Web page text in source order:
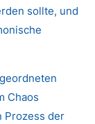
sollte, und
Chaos
Prozess der